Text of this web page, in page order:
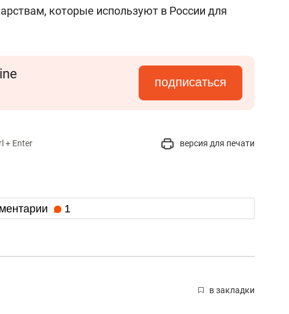
которые используют в России для
подписаться
+ Enter версия для печати
1
в закладки